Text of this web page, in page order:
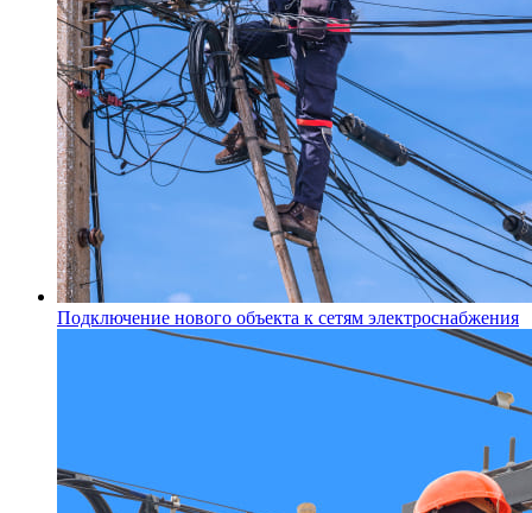
Подключение нового объекта к сетям электроснабжения